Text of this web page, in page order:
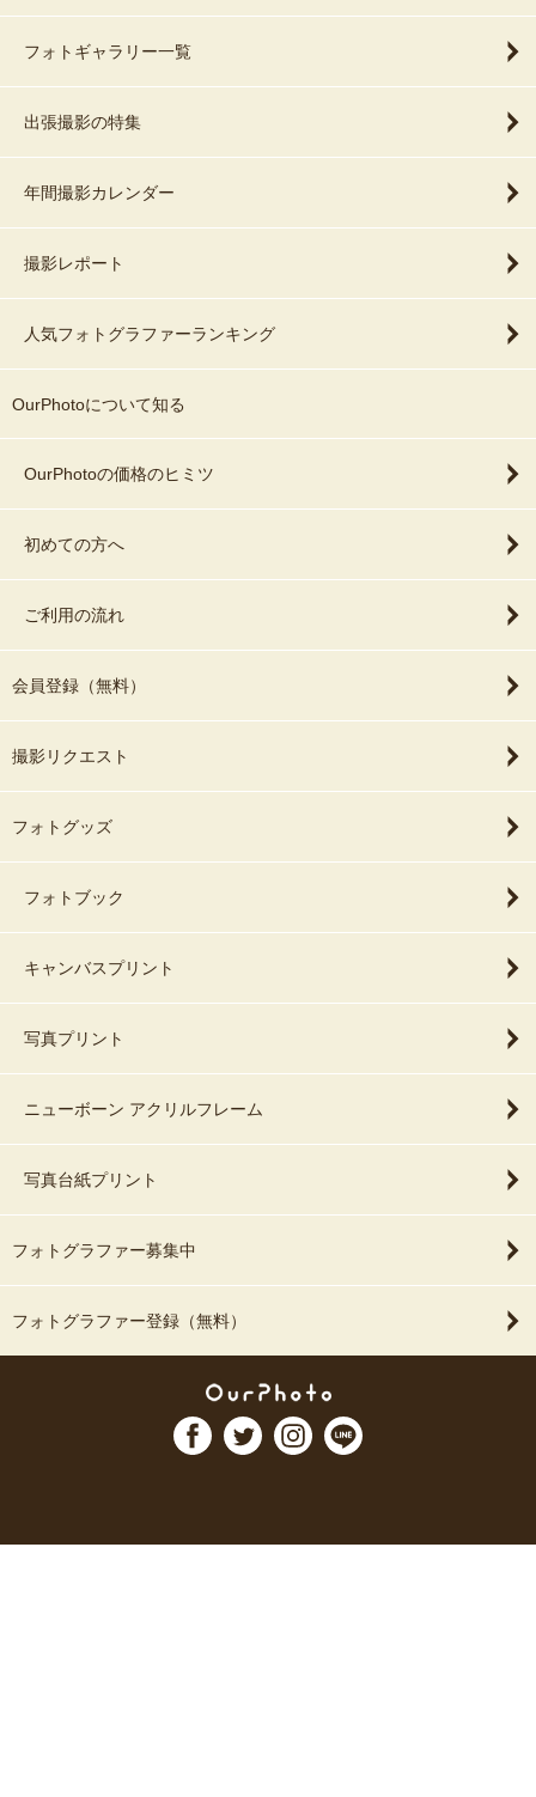
フォトギャラリー一覧
出張撮影の特集
年間撮影カレンダー
撮影レポート
人気フォトグラファーランキング
OurPhotoについて知る
OurPhotoの価格のヒミツ
初めての方へ
ご利用の流れ
会員登録（無料）
撮影リクエスト
フォトグッズ
フォトブック
キャンバスプリント
写真プリント
ニューボーン アクリルフレーム
写真台紙プリント
フォトグラファー募集中
フォトグラファー登録（無料）